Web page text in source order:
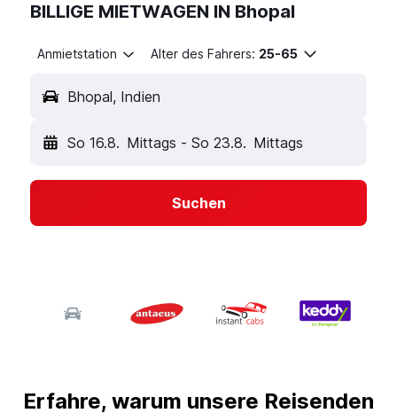
BILLIGE MIETWAGEN IN Bhopal
Anmietstation Alter des Fahrers: 25-65
Bhopal, Indien
So 16.8. Mittags - So 23.8. Mittags
Suchen
Erfahre, warum unsere Reisenden